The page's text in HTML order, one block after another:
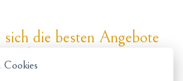
die besten Angebote
rechtzeitig ...
Cookies